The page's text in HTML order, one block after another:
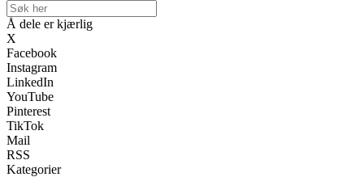
Å dele er kjærlig
X
Facebook
Instagram
LinkedIn
YouTube
Pinterest
TikTok
Mail
RSS
Kategorier